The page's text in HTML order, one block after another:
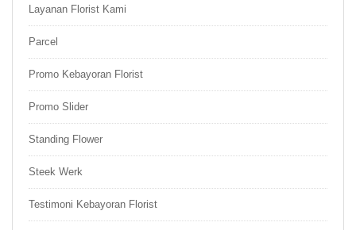
Layanan Florist Kami
Parcel
Promo Kebayoran Florist
Promo Slider
Standing Flower
Steek Werk
Testimoni Kebayoran Florist